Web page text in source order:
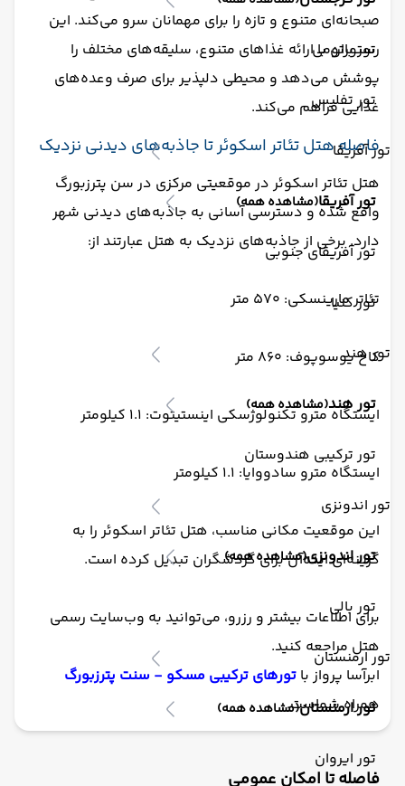
تور باتومی
تور تفلیس
تور آفریقا
تور آفریقا(مشاهده همه)
تور آفریقای جنوبی
تور کنیا
تور هند
تور هند(مشاهده همه)
تور ترکیبی هندوستان
تور اندونزی
تور اندونزی(مشاهده همه)
تور بالی
تور ارمنستان
تور ارمنستان(مشاهده همه)
تور ایروان
صبحانه‌ای متنوع و تازه را برای مهمانان سرو می‌کند. این
رستوران با ارائه غذاهای متنوع، سلیقه‌های مختلف را
پوشش می‌دهد و محیطی دلپذیر برای صرف وعده‌های
غذایی فراهم می‌کند. ​
فاصله هتل تئاتر اسکوئر تا جاذبه‌های دیدنی نزدیک
هتل تئاتر اسکوئر در موقعیتی مرکزی در سن پترزبورگ
واقع شده و دسترسی آسانی به جاذبه‌های دیدنی شهر
دارد. برخی از جاذبه‌های نزدیک به هتل عبارتند از:​
تئاتر مارینسکی: ۵۷۰ متر​
کاخ یوسوپوف: ۸۶۰ متر​
ایستگاه مترو تکنولوژسکی اینستیتوت: ۱.۱ کیلومتر​
ایستگاه مترو سادووایا: ۱.۱ کیلومتر​
این موقعیت مکانی مناسب، هتل تئاتر اسکوئر را به
گزینه‌ای ایده‌آل برای گردشگران تبدیل کرده است. ​
برای اطلاعات بیشتر و رزرو، می‌توانید به وب‌سایت رسمی
هتل مراجعه کنید.
ابرآسا پرواز با تورهای ترکیبی مسکو - سنت پترزبورگ
همراه شماست.
فاصله تا امکان عمومی